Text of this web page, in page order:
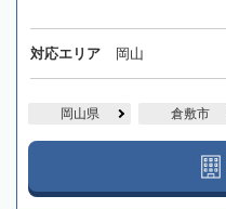
対応エリア 岡山
岡山県 倉敷市